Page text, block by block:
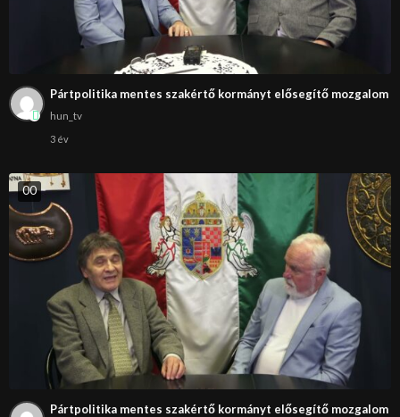
Pártpolitika mentes szakértő kormányt elősegítő mozgalom
hun_tv
3 év
00
Pártpolitika mentes szakértő kormányt elősegítő mozgalom